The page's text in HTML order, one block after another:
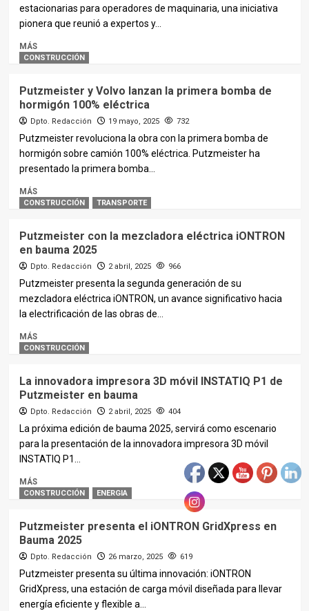
estacionarias para operadores de maquinaria, una iniciativa
pionera que reunió a expertos y...
MÁS
CONSTRUCCIÓN
Putzmeister y Volvo lanzan la primera bomba de
hormigón 100% eléctrica
Dpto. Redacción 19 mayo, 2025 732
Putzmeister revoluciona la obra con la primera bomba de
hormigón sobre camión 100% eléctrica. Putzmeister ha
presentado la primera bomba...
MÁS
CONSTRUCCIÓN TRANSPORTE
Putzmeister con la mezcladora eléctrica iONTRON
en bauma 2025
Dpto. Redacción 2 abril, 2025 966
Putzmeister presenta la segunda generación de su
mezcladora eléctrica iONTRON, un avance significativo hacia
la electrificación de las obras de...
MÁS
CONSTRUCCIÓN
La innovadora impresora 3D móvil INSTATIQ P1 de
Putzmeister en bauma
Dpto. Redacción 2 abril, 2025 404
La próxima edición de bauma 2025, servirá como escenario
para la presentación de la innovadora impresora 3D móvil
INSTATIQ P1...
MÁS
CONSTRUCCIÓN ENERGIA
Putzmeister presenta el iONTRON GridXpress en
Bauma 2025
Dpto. Redacción 26 marzo, 2025 619
Putzmeister presenta su última innovación: iONTRON
GridXpress, una estación de carga móvil diseñada para llevar
energía eficiente y flexible a...